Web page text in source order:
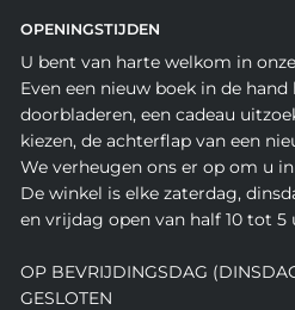
OPENINGSTIJDEN
U bent van harte welkom in
Even een nieuw boek in de
doorbladeren, een cadeau
kiezen, de achterflap van een
We verheugen ons er op om u
De winkel is elke zaterdag,
en vrijdag open van half 10 tot 5
OP BEVRIJDINGSDAG
GESLOTEN